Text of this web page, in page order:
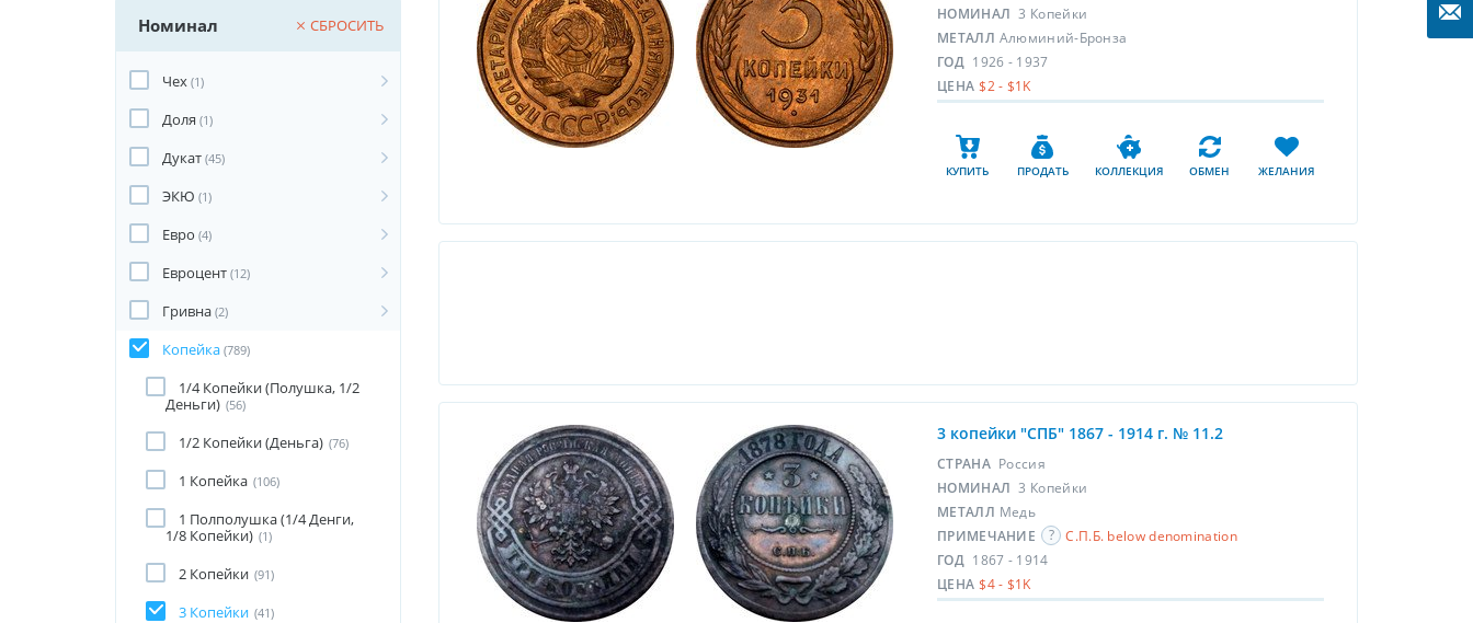
Номинал СБРОСИТЬ
Чех (1)
Доля (1)
Дукат (45)
ЭКЮ (1)
Евро (4)
Евроцент (12)
Гривна (2)
Копейка (789)
1/4 Копейки (Полушка, 1/2
Деньги) (56)
1/2 Копейки (Деньга) (76)
1 Копейка (106)
1 Полполушка (1/4 Денги,
1/8 Копейки) (1)
2 Копейки (91)
3 Копейки (41)
НОМИНАЛ 3 Копейки
МЕТАЛЛ Алюминий-Бронза
ГОД 1926 - 1937
ЦЕНА $2 - $1K
КУПИТЬ ПРОДАТЬ КОЛЛЕКЦИЯ ОБМЕН ЖЕЛАНИЯ
3 копейки "СПБ" 1867 - 1914 г. № 11.2
СТРАНА Россия
НОМИНАЛ 3 Копейки
МЕТАЛЛ Медь
ПРИМЕЧАНИЕ
С.П.Б. below denomination
ГОД 1867 - 1914
ЦЕНА $4 - $1K